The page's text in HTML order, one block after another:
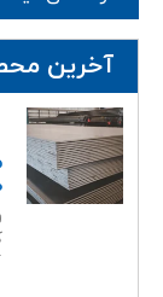
آخرین